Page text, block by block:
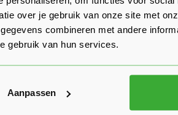
over je gebruik van onze site met
combineren met andere
gebruik van hun services.
Aanpassen